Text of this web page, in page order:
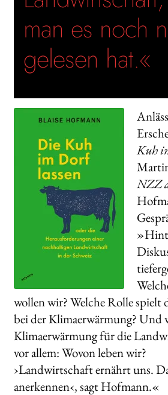
man es noch
gelesen hat.«
Kuh
NZZ
wollen wir? Welche Rolle
bei der Klimaerwärmung? Und
Klimaerwärmung für die
vor allem: Wovon leben wir?
›Landwirtschaft ernährt uns.
anerkennen‹, sagt Hofmann.«